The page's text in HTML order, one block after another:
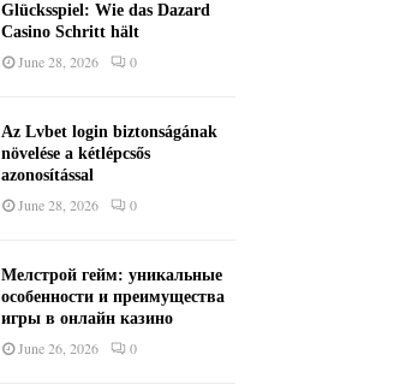
Glücksspiel: Wie das Dazard
Casino Schritt hält
June 28, 2026 0
Az Lvbet login biztonságának
növelése a kétlépcsős
azonosítással
June 28, 2026 0
Мелстрой гейм: уникальные
особенности и преимущества
игры в онлайн казино
June 26, 2026 0